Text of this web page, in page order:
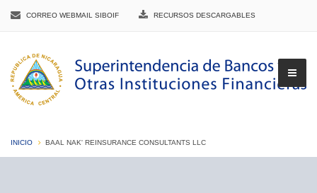
CORREO WEBMAIL SIBOIF RECURSOS DESCARGABLES
INICIO BAAL NAK' REINSURANCE CONSULTANTS LLC